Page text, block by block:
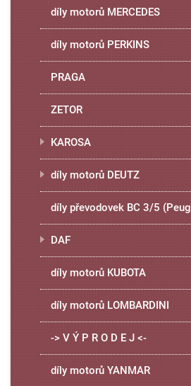
díly motorů MERCEDES
díly motorů PERKINS
PRAGA
ZETOR
KAROSA
díly motorů DEUTZ
díly převodovek BC 3/5
DAF
díly motorů KUBOTA
díly motorů LOMBARDINI
-> V Ý P R O D E J <-
díly motorů YANMAR